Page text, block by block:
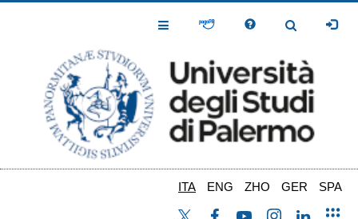
Toggle
Toggle
ITA ENG ZHO GER SPA